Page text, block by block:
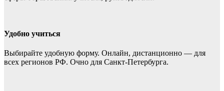
Удобно учиться
Выбирайте удобную форму. Онлайн, дистанционно — для
всех регионов РФ. Очно для Санкт-Петербурга.